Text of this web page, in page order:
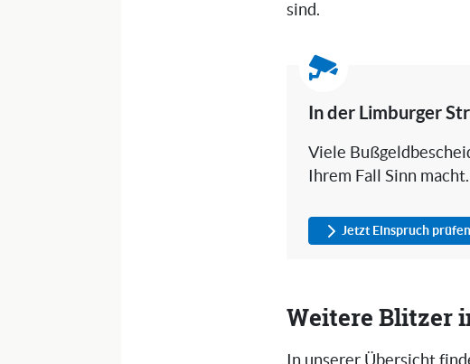
sind.
In der Limburger
Viele
Ihrem Fall Sinn
Jetzt Einspruch prüfen
Weitere Blitzer